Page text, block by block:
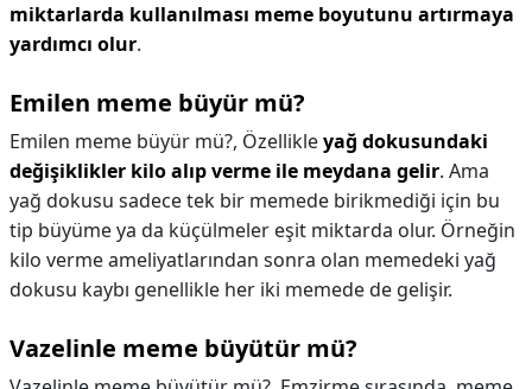
miktarlarda kullanılması meme boyutunu artırmaya
yardımcı olur.
Emilen meme büyür mü?
Emilen meme büyür mü?, Özellikleyağ dokusundaki
değişiklikler kilo alıp verme ile meydana gelir. Ama
yağ dokusu sadece tek bir memede birikmediği için bu
tip büyüme ya da küçülmeler eşit miktarda olur. Örneğin
kilo verme ameliyatlarından sonra olan memedeki yağ
dokusu kaybı genellikle her iki memede de gelişir.
Vazelinle meme büyütür mü?